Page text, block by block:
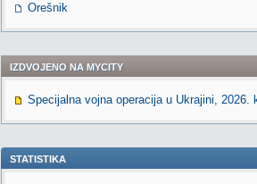
Orešnik
IZDVOJENO NA MYCITY
Specijalna vojna operacija u Ukrajini, 2026.
STATISTIKA